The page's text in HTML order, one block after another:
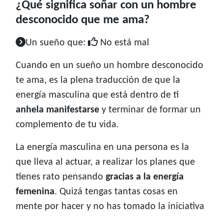
¿Qué significa soñar con un hombre
desconocido que me ama?
Un sueño que: No está mal
Cuando en un sueño un hombre desconocido
te ama, es la plena traducción de que la
energía masculina que está dentro de ti
anhela manifestarse y terminar de formar un
complemento de tu vida.
La energía masculina en una persona es la
que lleva al actuar, a realizar los planes que
tienes rato pensando gracias a la energía
femenina. Quizá tengas tantas cosas en
mente por hacer y no has tomado la iniciativa